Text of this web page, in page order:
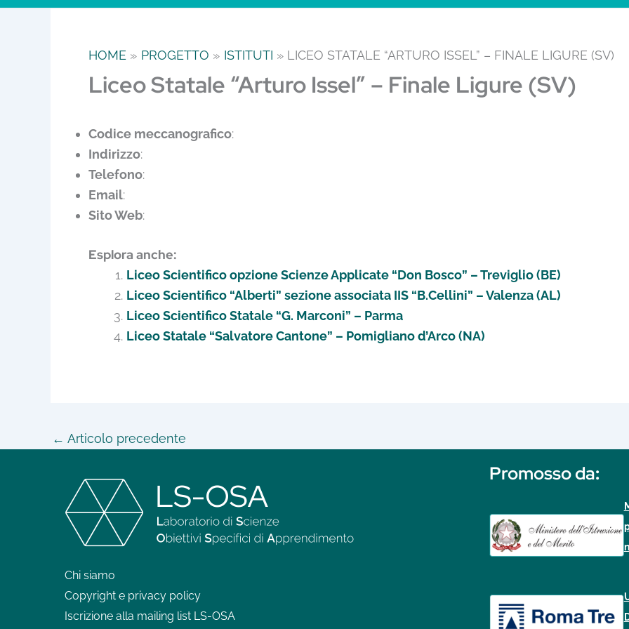
HOME PROGETTO ISTITUTI LICEO STATALE “ARTURO ISSEL” – FINALE LIGURE (SV)
Liceo Statale “Arturo Issel” – Finale Ligure (SV)
Codice meccanografico:
Indirizzo:
Telefono:
Email:
Sito Web:
Esplora anche:
Liceo Scientifico opzione Scienze Applicate “Don Bosco” – Treviglio (BE)
Liceo Scientifico “Alberti” sezione associata IIS “B.Cellini” – Valenza (AL)
Liceo Scientifico Statale “G. Marconi” – Parma
Liceo Statale “Salvatore Cantone” – Pomigliano d’Arco (NA)
← Articolo precedente
Chi siamo
Copyright e privacy policy
Iscrizione alla mailing list LS-OSA
Promosso da: